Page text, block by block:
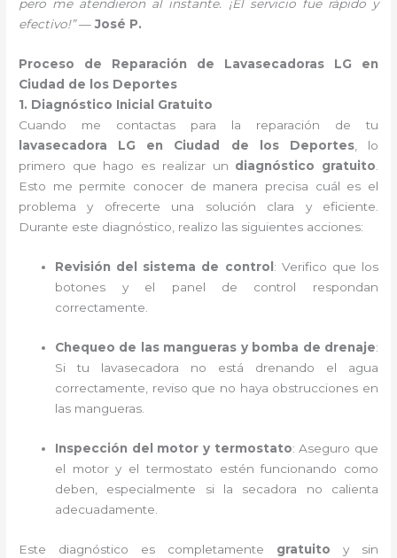
pero me atendieron al instante. ¡El servicio fue rápido y
efectivo!”—José P.
Proceso de Reparación de Lavasecadoras LG en
Ciudad de los Deportes
1. Diagnóstico Inicial Gratuito
Cuando me contactas para la reparación de tu
lavasecadora LG en Ciudad de los Deportes, lo
primero que hago es realizar un diagnóstico gratuito
Esto me permite conocer de manera precisa cuál es el
problema y ofrecerte una solución clara y eficiente.
Durante este diagnóstico, realizo las siguientes acciones:
Revisión del sistema de control : Verifico que los
botones y el panel de control respondan
correctamente.
Chequeo de las mangueras y bomba de drenaje:
Si tu lavasecadora no está drenando el agua
correctamente, reviso que no haya obstrucciones en
las mangueras.
Inspección del motor y termostato: Aseguro que
el motor y el termostato estén funcionando como
deben, especialmente si la secadora no calienta
adecuadamente.
Este diagnóstico es completamente gratuito y sin